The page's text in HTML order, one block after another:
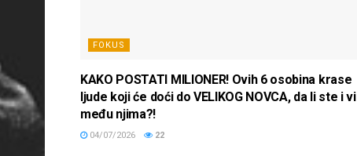
FOKUS
KAKO POSTATI MILIONER! Ovih 6 osobina krase
ljude koji će doći do VELIKOG NOVCA, da li ste i vi
među njima?!
04/07/2026 22